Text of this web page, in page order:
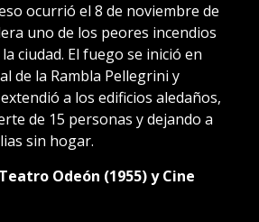
ocurrió el 8 de noviembre de
uno de los peores incendios
ciudad. El fuego se inició en
de la Rambla Pellegrini y
a los edificios aledaños,
de 15 personas y dejando a
sin hogar.
Odeón (1955) y Cine